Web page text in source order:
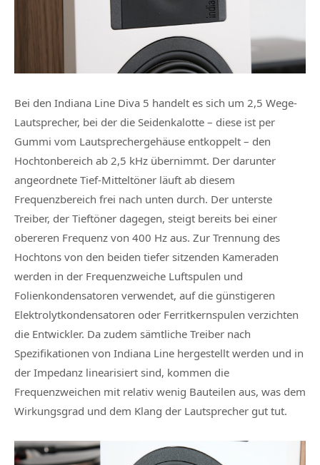
Bei den Indiana Line Diva 5 handelt es sich um 2,5 Wege-
Lautsprecher, bei der die Seidenkalotte – diese ist per
Gummi vom Lautsprechergehäuse entkoppelt – den
Hochtonbereich ab 2,5 kHz übernimmt. Der darunter
angeordnete Tief-Mitteltöner läuft ab diesem
Frequenzbereich frei nach unten durch. Der unterste
Treiber, der Tieftöner dagegen, steigt bereits bei einer
obereren Frequenz von 400 Hz aus. Zur Trennung des
Hochtons von den beiden tiefer sitzenden Kameraden
werden in der Frequenzweiche Luftspulen und
Folienkondensatoren verwendet, auf die günstigeren
Elektrolytkondensatoren oder Ferritkernspulen verzichten
die Entwickler. Da zudem sämtliche Treiber nach
Spezifikationen von Indiana Line hergestellt werden und in
der Impedanz linearisiert sind, kommen die
Frequenzweichen mit relativ wenig Bauteilen aus, was dem
Wirkungsgrad und dem Klang der Lautsprecher gut tut.